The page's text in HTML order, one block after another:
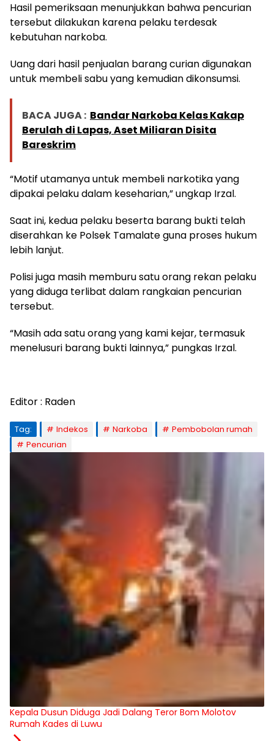
Hasil pemeriksaan menunjukkan bahwa pencurian
tersebut dilakukan karena pelaku terdesak
kebutuhan narkoba.
Uang dari hasil penjualan barang curian digunakan
untuk membeli sabu yang kemudian dikonsumsi.
BACA JUGA : Bandar Narkoba Kelas Kakap
Berulah di Lapas, Aset Miliaran Disita
Bareskrim
“Motif utamanya untuk membeli narkotika yang
dipakai pelaku dalam keseharian,” ungkap Irzal.
Saat ini, kedua pelaku beserta barang bukti telah
diserahkan ke Polsek Tamalate guna proses hukum
lebih lanjut.
Polisi juga masih memburu satu orang rekan pelaku
yang diduga terlibat dalam rangkaian pencurian
tersebut.
“Masih ada satu orang yang kami kejar, termasuk
menelusuri barang bukti lainnya,” pungkas Irzal.
Editor : Raden
Tag: Indekos Narkoba
Pembobolan rumah
Pencurian
Kepala Dusun Diduga Jadi Dalang Teror Bom Molotov
Rumah Kades di Luwu